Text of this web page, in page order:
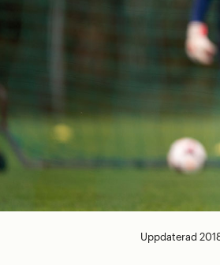
Uppdaterad